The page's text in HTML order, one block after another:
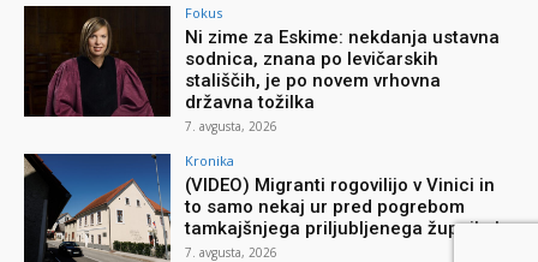
Fokus
Ni zime za Eskime: nekdanja ustavna
sodnica, znana po levičarskih
stališčih, je po novem vrhovna
državna tožilka
7. avgusta, 2026
Kronika
(VIDEO) Migranti rogovilijo v Vinici in
to samo nekaj ur pred pogrebom
tamkajšnjega priljubljenega župnika!
7. avgusta, 2026